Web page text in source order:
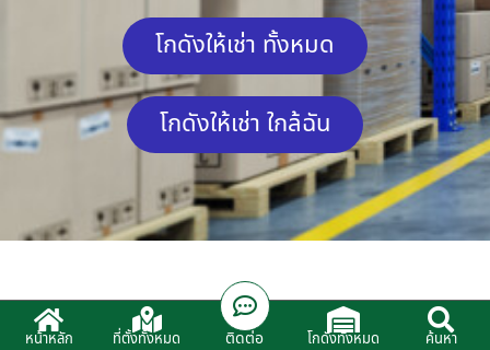
โกดังให้เช่า ทั้งหมด
โกดังให้เช่า ใกล้ฉัน
หน้าหลัก ที่ตั้งทั้งหมด ติดต่อ โกดังทั้งหมด ค้นหา